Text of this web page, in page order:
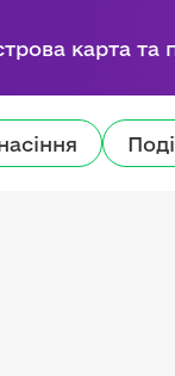
карта та